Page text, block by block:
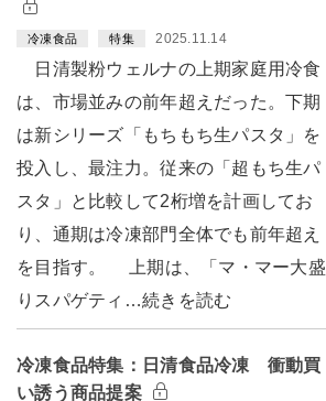
冷凍食品 特集 2025.11.14
日清製粉ウェルナの上期家庭用冷食
は、市場並みの前年超えだった。下期
は新シリーズ「もちもち生パスタ」を
投入し、最注力。従来の「超もち生パ
スタ」と比較して2桁増を計画してお
り、通期は冷凍部門全体でも前年超え
を目指す。 上期は、「マ・マー大盛
りスパゲティ…続きを読む
冷凍食品特集：日清食品冷凍 衝動買
い誘う商品提案